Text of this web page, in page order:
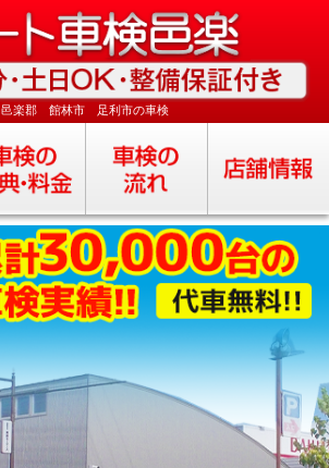
邑楽郡 館林市 足利市の車検